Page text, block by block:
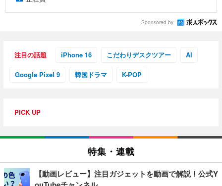
Sponsored by
注目の話題 iPhone 16 こだわりデスクツアー AI
Google Pixel 9 韓国ドラマ K-POP
PICK UP
特集・連載
【動画レビュー】注目ガジェットを動画で解説！公式Y